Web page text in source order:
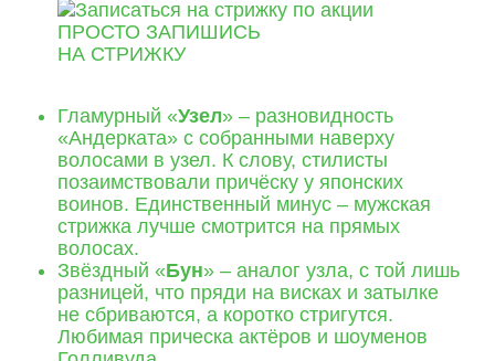
ПРОСТО ЗАПИШИСЬ
НА СТРИЖКУ
Гламурный «Узел» – разновидность
«Андерката» с собранными наверху
волосами в узел. К слову, стилисты
позаимствовали причёску у японских
воинов. Единственный минус – мужская
стрижка лучше смотрится на прямых
волосах.
Звёздный «Бун» – аналог узла, с той лишь
разницей, что пряди на висках и затылке
не сбриваются, а коротко стригутся.
Любимая прическа актёров и шоуменов